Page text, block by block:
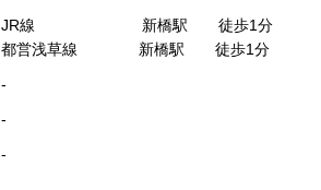
JR線 新橋駅 徒歩1分
都営浅草線 新橋駅 徒歩1分
-
-
-